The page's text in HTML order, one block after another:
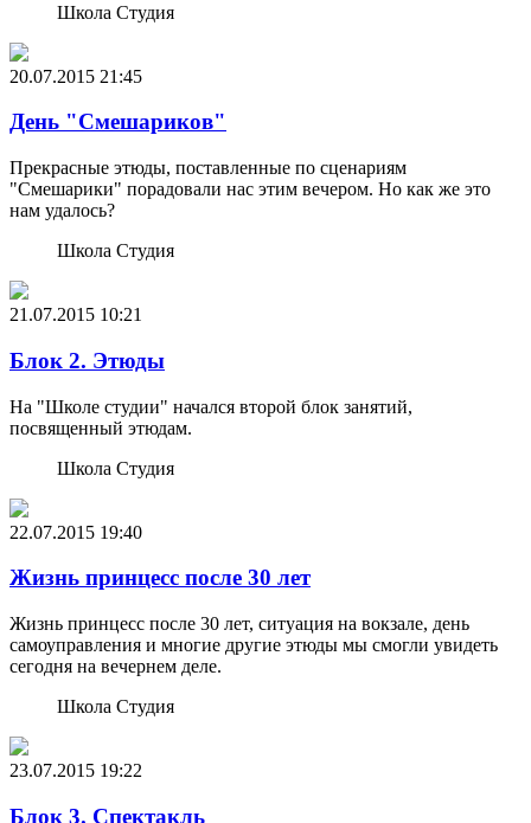
Школа Студия
20.07.2015 21:45
День "Смешариков"
Прекрасные этюды, поставленные по сценариям
"Смешарики" порадовали нас этим вечером. Но как же это
нам удалось?
Школа Студия
21.07.2015 10:21
Блок 2. Этюды
На "Школе студии" начался второй блок занятий,
посвященный этюдам.
Школа Студия
22.07.2015 19:40
Жизнь принцесс после 30 лет
Жизнь принцесс после 30 лет, ситуация на вокзале, день
самоуправления и многие другие этюды мы смогли увидеть
сегодня на вечернем деле.
Школа Студия
23.07.2015 19:22
Блок 3. Спектакль